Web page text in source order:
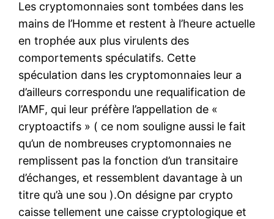
Les cryptomonnaies sont tombées dans les
mains de l’Homme et restent à l’heure actuelle
en trophée aux plus virulents des
comportements spéculatifs. Cette
spéculation dans les cryptomonnaies leur a
d’ailleurs correspondu une requalification de
l’AMF, qui leur préfère l’appellation de «
cryptoactifs » ( ce nom souligne aussi le fait
qu’un de nombreuses cryptomonnaies ne
remplissent pas la fonction d’un transitaire
d’échanges, et ressemblent davantage à un
titre qu’à une sou ).On désigne par crypto
caisse tellement une caisse cryptologique et